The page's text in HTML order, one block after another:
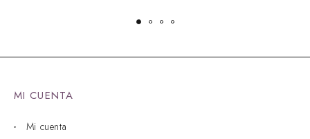
MI CUENTA
Mi cuenta